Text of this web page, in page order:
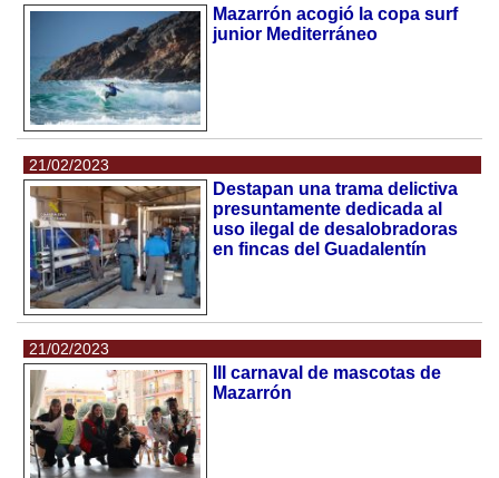
Mazarrón acogió la copa surf
junior Mediterráneo
21/02/2023
Destapan una trama delictiva
presuntamente dedicada al
uso ilegal de desalobradoras
en fincas del Guadalentín
21/02/2023
III carnaval de mascotas de
Mazarrón